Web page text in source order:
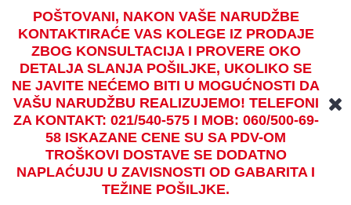
POŠTOVANI, NAKON VAŠE NARUDŽBE
KONTAKTIRAĆE VAS KOLEGE IZ PRODAJE
ZBOG KONSULTACIJA I PROVERE OKO
DETALJA SLANJA POŠILJKE, UKOLIKO SE
NE JAVITE NEĆEMO BITI U MOGUĆNOSTI DA
VAŠU NARUDŽBU REALIZUJEMO! TELEFONI
ZA KONTAKT: 021/540-575 I MOB: 060/500-69-
58 ISKAZANE CENE SU SA PDV-OM
TROŠKOVI DOSTAVE SE DODATNO
NAPLAĆUJU U ZAVISNOSTI OD GABARITA I
TEŽINE POŠILJKE.